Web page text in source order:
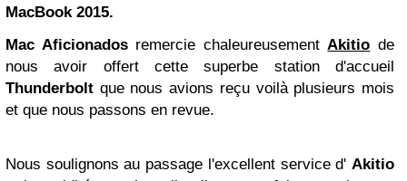
MacBook 2015.
Mac Aficionadosremercie chaleureusementAkitio de
nous avoir offert cette superbe station d'accueil
Thunderbolt que nous avions reçu voilà plusieurs mois
et que nous passons en revue.
Nous soulignons au passage l'excellent service d' Akitio